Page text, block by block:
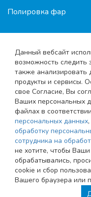
Данный вебсайт
возможность следить
также анализировать
продукты и сервисы.
свое Согласие, Вы
Ваших персональных
файлах в
персональных данных,
обработку
сотрудника на
не хотите, чтобы
обрабатывались,
cookie и сбор
Вашего браузера или
Полировка фар
© 2010-
Соглашение об
Согласие
Согласие